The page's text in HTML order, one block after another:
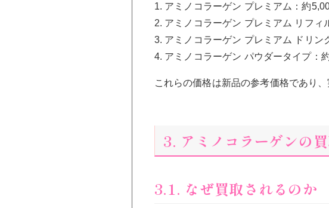
1. アミノコラーゲン プレミアム：約
2. アミノコラーゲン プレミアム リフィ
3. アミノコラーゲン プレミアム ドリン
4. アミノコラーゲン パウダータイプ：
これらの価格は新品の参考価格であり
3. アミノコラーゲンの
3.1. なぜ買取されるのか